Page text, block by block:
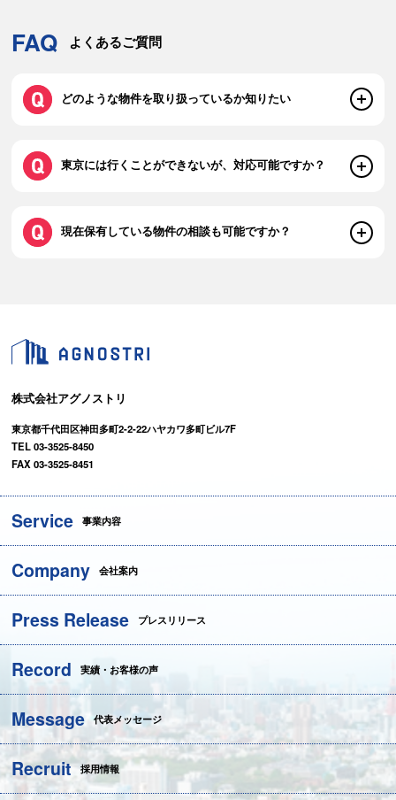
FAQ よくあるご質問
どのような物件を取り扱っているか知りたい
東京には行くことができないが、対応可能ですか？
現在保有している物件の相談も可能ですか？
株式会社アグノストリ
東京都千代田区神田多町2-2-22ハヤカワ多町ビル7F
TEL 03-3525-8450
FAX 03-3525-8451
Service 事業内容
Company 会社案内
Press Release プレスリリース
Record 実績・お客様の声
Message 代表メッセージ
Recruit 採用情報